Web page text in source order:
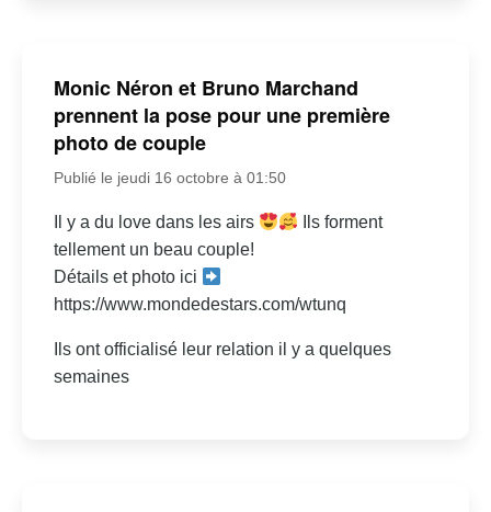
Monic Néron et Bruno Marchand
prennent la pose pour une première
photo de couple
Publié le jeudi 16 octobre à 01:50
Il y a du love dans les airs
Ils forment
tellement un beau couple!
Détails et photo ici
https://www.mondedestars.com/wtunq
Ils ont officialisé leur relation il y a quelques
semaines